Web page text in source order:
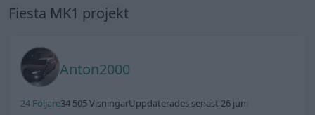
Fiesta MK1 projekt
Anton2000
24 Följare34 505 VisningarUppdaterades senast 26 juni